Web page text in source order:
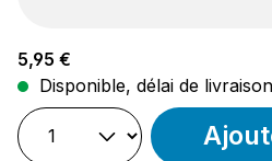
Prix régulier :
5,95 €
Disponible, délai de